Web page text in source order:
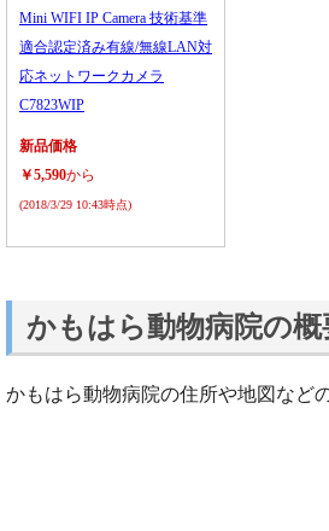
Mini WIFI IP Camera 技術基準
適合認定済み有線/無線LAN対
応ネットワークカメラ
C7823WIP
新品価格
￥5,590から
(2018/3/29 10:43時点)
かもはら動物病院の概
かもはら動物病院の住所や地図など